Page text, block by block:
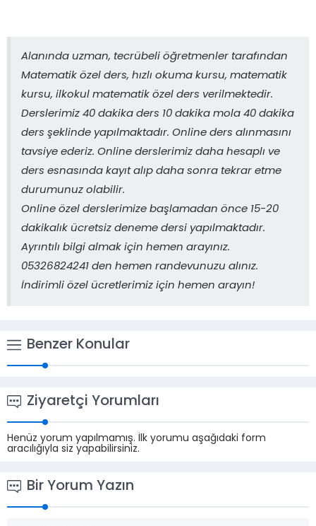
Alanında uzman, tecrübeli öğretmenler tarafından
Matematik özel ders, hızlı okuma kursu, matematik
kursu, ilkokul matematik özel ders verilmektedir.
Derslerimiz 40 dakika ders 10 dakika mola 40 dakika
ders şeklinde yapılmaktadır. Online ders alınmasını
tavsiye ederiz. Online derslerimiz daha hesaplı ve
ders esnasında kayıt alıp daha sonra tekrar etme
durumunuz olabilir.
Online özel derslerimize başlamadan önce 15-20
dakikalık ücretsiz deneme dersi yapılmaktadır.
Ayrıntılı bilgi almak için hemen arayınız.
05326824241 den hemen randevunuzu alınız.
İndirimli özel ücretlerimiz için hemen arayın!
Benzer Konular
Ziyaretçi Yorumları
Henüz yorum yapılmamış. İlk yorumu aşağıdaki form
aracılığıyla siz yapabilirsiniz.
Bir Yorum Yazın